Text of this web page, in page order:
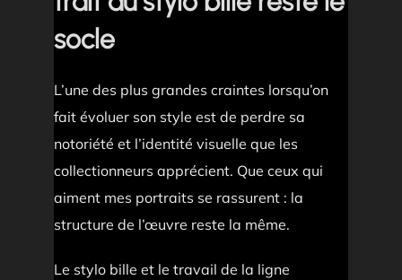
socle
L’une des plus grandes craintes lorsqu’on
fait évoluer son style est de perdre sa
notoriété et l’identité visuelle que les
collectionneurs apprécient. Que ceux qui
aiment mes portraits se rassurent : la
structure de l’œuvre reste la même.
Le stylo bille et le travail de la ligne